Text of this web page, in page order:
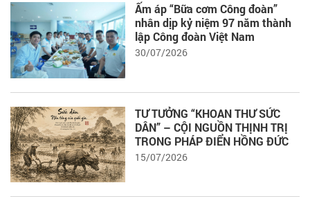
Ấm áp “Bữa cơm Công đoàn”
nhân dịp kỷ niệm 97 năm thành
lập Công đoàn Việt Nam
30/07/2026
TƯ TƯỞNG “KHOAN THƯ SỨC
DÂN” – CỘI NGUỒN THỊNH TRỊ
TRONG PHÁP ĐIỂN HỒNG ĐỨC
15/07/2026